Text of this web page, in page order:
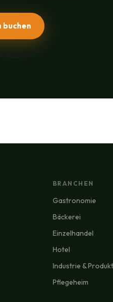
buchen
BRANCHEN
Gastronomie
Bäckerei
Einzelhandel
Hotel
Industrie &
Pflegeheim